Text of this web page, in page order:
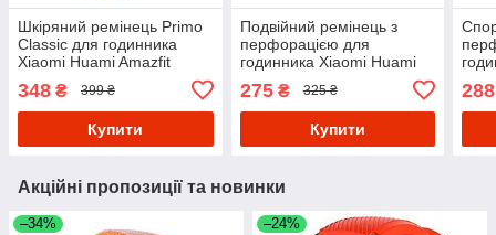
Шкіряний ремінець Primo
Classic для годинника
Xiaomi Huami Amazfit
Stratos - Coffee
348 ₴ 399 ₴
Купити
Подвійний ремінець з
перфорацією для
годинника Xiaomi Huami
2/Amazfit Stratos -
Black&Green
275₴ 325 ₴
Купити
288
Акційні пропозиції та новинки
–34% –24%